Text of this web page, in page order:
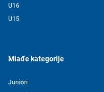
U16
U15
Mlađe kategorije
Juniori